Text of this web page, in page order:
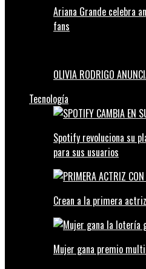
Ariana Grande celebra
fans
OLIVIA RODRIGO
Tecnología
Spotify revoluciona su
para sus usuarios
Crean a la primera
Mujer gana premio